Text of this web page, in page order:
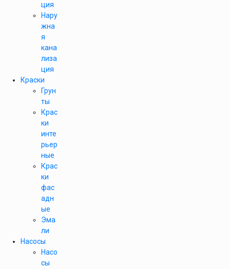
ция
Нару
жна
я
кана
лиза
ция
Краски
Грун
ты
Крас
ки
инте
рьер
ные
Крас
ки
фас
адн
ые
Эма
ли
Насосы
Насо
сы